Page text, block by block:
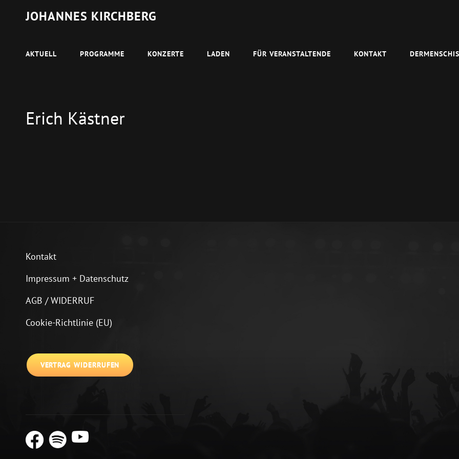
JOHANNES KIRCHBERG
AKTUELL PROGRAMME KONZERTE LADEN FÜR VERANSTALTENDE KONTAKT
Erich Kästner
Kontakt
Impressum + Datenschutz
AGB / WIDERRUF
Cookie-Richtlinie (EU)
VERTRAG WIDERRUFEN